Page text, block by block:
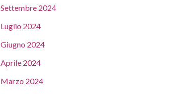
Settembre 2024
Luglio 2024
Giugno 2024
Aprile 2024
Marzo 2024